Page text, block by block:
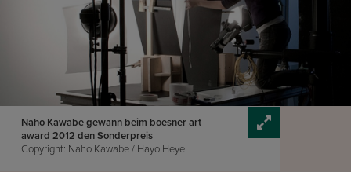
Naho Kawabe gewann beim boesner art
award 2012 den Sonderpreis
Copyright: Naho Kawabe / Hayo Heye